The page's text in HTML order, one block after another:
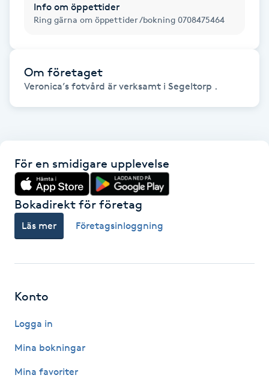
Funktionsanalys
Föning
G
Gelenaglar
Gellack
Gellack med förstärkning
Gua Sha-massage
Info om öppettider
Ring gärna om öppettider /bokning 0708475464
Om företaget
Veronica’s fotvård är verksamt i Segeltorp .
För en smidigare upplevelse
Bokadirekt för företag
Läs mer Företagsinloggning
Konto
Logga in
Mina bokningar
Mina favoriter